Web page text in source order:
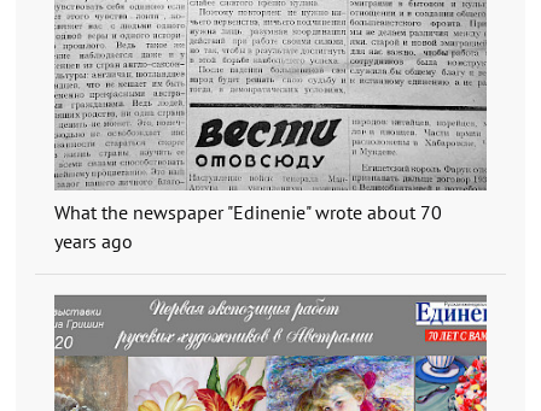
What the newspaper "Edinenie" wrote about 70
years ago